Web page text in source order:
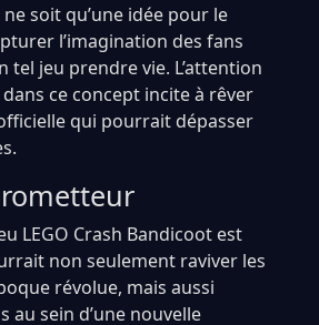
soit qu’une idée pour le
l’imagination des fans
tel jeu prendre vie. L’attention
ce concept incite à rêver
qui pourrait dépasser
LEGO Crash Bandicoot est
non seulement raviver les
révolue, mais aussi
au sein d’une nouvelle